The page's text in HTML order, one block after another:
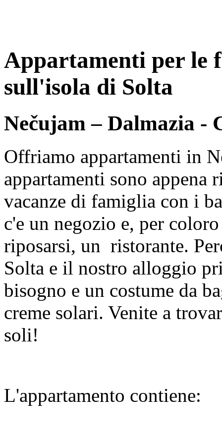
Appartamenti per le
sull'isola di Solta
Nečujam – Dalmazia -
Offriamo appartamenti in
appartamenti sono appena
vacanze di famiglia con i
c'e un negozio e, per
riposarsi, un ristorante.
Solta e il nostro alloggio
bisogno e un costume da
creme solari. Venite a
soli!
L'appartamento contiene: